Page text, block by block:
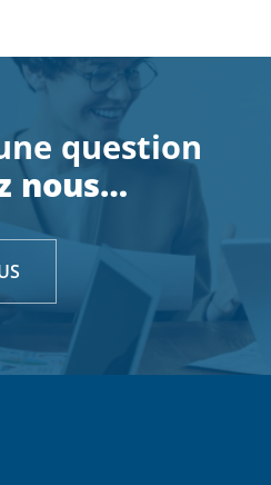
question
nous…